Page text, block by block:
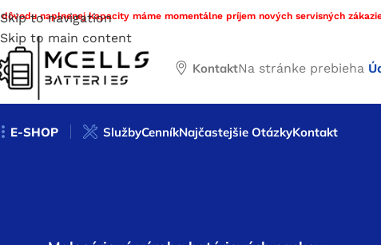
Skip to navigation
Skip to main content
naplnenej kapacity máme momentálne príjem nových servisných
KontaktNa stránke prebieha
E-SHOP SlužbyCenníkNajčastejšie OtázkyKontakt